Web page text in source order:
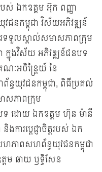
បស់ ឯកឧត្តម អ៊ុក ពញ្ញា
ជនកម្ពុជា វិស័យអភិវឌ្ឍន៍
រទទួលស្គាល់សមាសភាពក្រុម
ក្នុងវិស័យ អភិវឌ្ឍន៍ជនបទ
ៈអចិន្ត្រៃយ៍ នៃ
ធយុវជនកម្ពុជា, ពិធីប្រគល់
សភាពក្រុម
ដោយ ឯកឧត្តម ហ៊ុន ម៉ានី
ារប្តេជ្ញាចិត្តរបស់ ឯក
ហភាពសហព័ន្ធយុវជនកម្ពុជា
ម ឆាយ ឫទ្ធិសែន